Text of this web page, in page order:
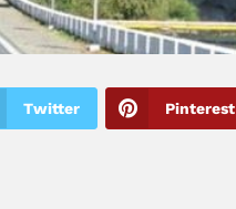
Twitter Pinterest